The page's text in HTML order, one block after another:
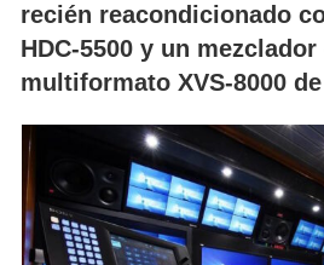
recién reacondicionado
HDC-5500 y un
multiformato XVS-8000